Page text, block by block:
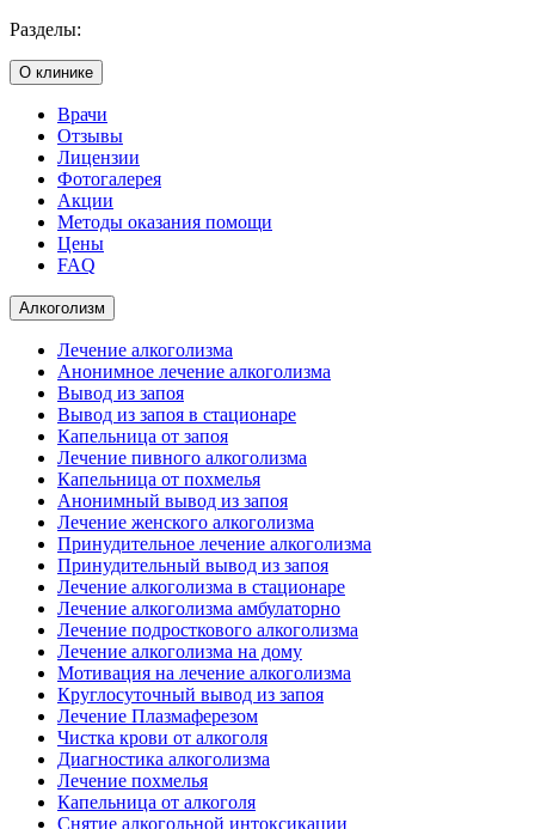
Разделы:
О клинике
Врачи
Отзывы
Лицензии
Фотогалерея
Акции
Методы оказания помощи
Цены
FAQ
Алкоголизм
Лечение алкоголизма
Анонимное лечение алкоголизма
Вывод из запоя
Вывод из запоя в стационаре
Капельница от запоя
Лечение пивного алкоголизма
Капельница от похмелья
Анонимный вывод из запоя
Лечение женского алкоголизма
Принудительное лечение алкоголизма
Принудительный вывод из запоя
Лечение алкоголизма в стационаре
Лечение алкоголизма амбулаторно
Лечение подросткового алкоголизма
Лечение алкоголизма на дому
Мотивация на лечение алкоголизма
Круглосуточный вывод из запоя
Лечение Плазмаферезом
Чистка крови от алкоголя
Диагностика алкоголизма
Лечение похмелья
Капельница от алкоголя
Снятие алкогольной интоксикации